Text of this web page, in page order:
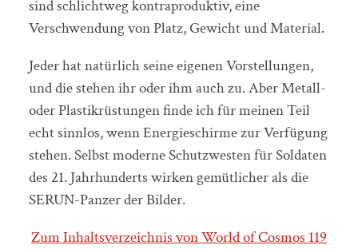
sind schlichtweg kontraproduktiv, eine
Verschwendung von Platz, Gewicht und Material.
Jeder hat natürlich seine eigenen Vorstellungen,
und die stehen ihr oder ihm auch zu. Aber Metall-
oder Plastikrüstungen finde ich für meinen Teil
echt sinnlos, wenn Energieschirme zur Verfügung
stehen. Selbst moderne Schutzwesten für Soldaten
des 21. Jahrhunderts wirken gemütlicher als die
SERUN-Panzer der Bilder.
Zum Inhaltsverzeichnis von World of Cosmos 119